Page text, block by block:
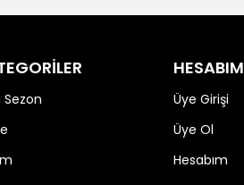
Sezon
HESABIM
Üye Girişi
Üye Ol
Hesabım